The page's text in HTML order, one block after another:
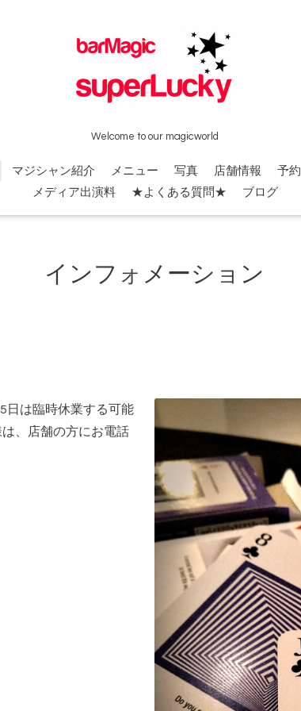
Welcome to our magicworld
マジシャン紹介 メニュー 写真 店舗情報 予約
メディア出演料
★よくある質問★ ブログ
インフォメーション
日は臨時休業する可能
、店舗の方にお電話